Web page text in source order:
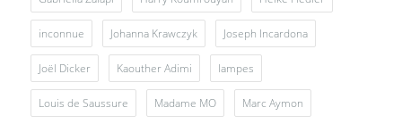
inconnue Johanna Krawczyk Joseph Incardona
Joël Dicker Kaouther Adimi lampes
Louis de Saussure Madame MO Marc Aymon